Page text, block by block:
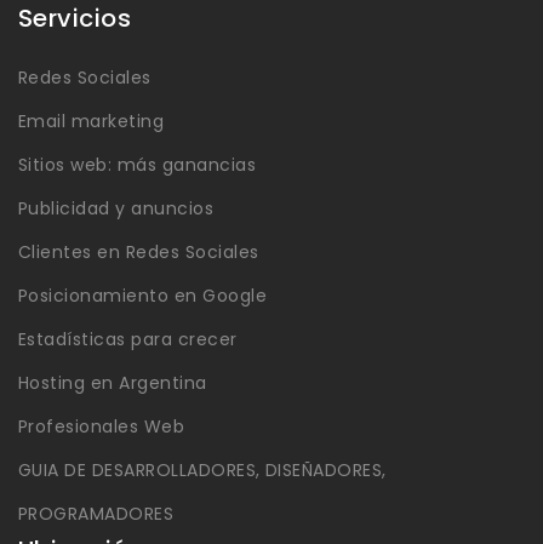
Servicios
Redes Sociales
Email marketing
Sitios web: más ganancias
Publicidad y anuncios
Clientes en Redes Sociales
Posicionamiento en Google
Estadísticas para crecer
Hosting en Argentina
Profesionales Web
GUIA DE DESARROLLADORES, DISEÑADORES,
PROGRAMADORES